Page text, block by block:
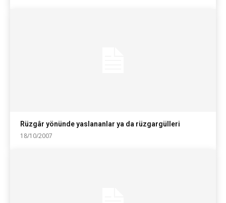
Rüzgâr yönünde yaslananlar ya da rüzgargülleri
18/10/2007